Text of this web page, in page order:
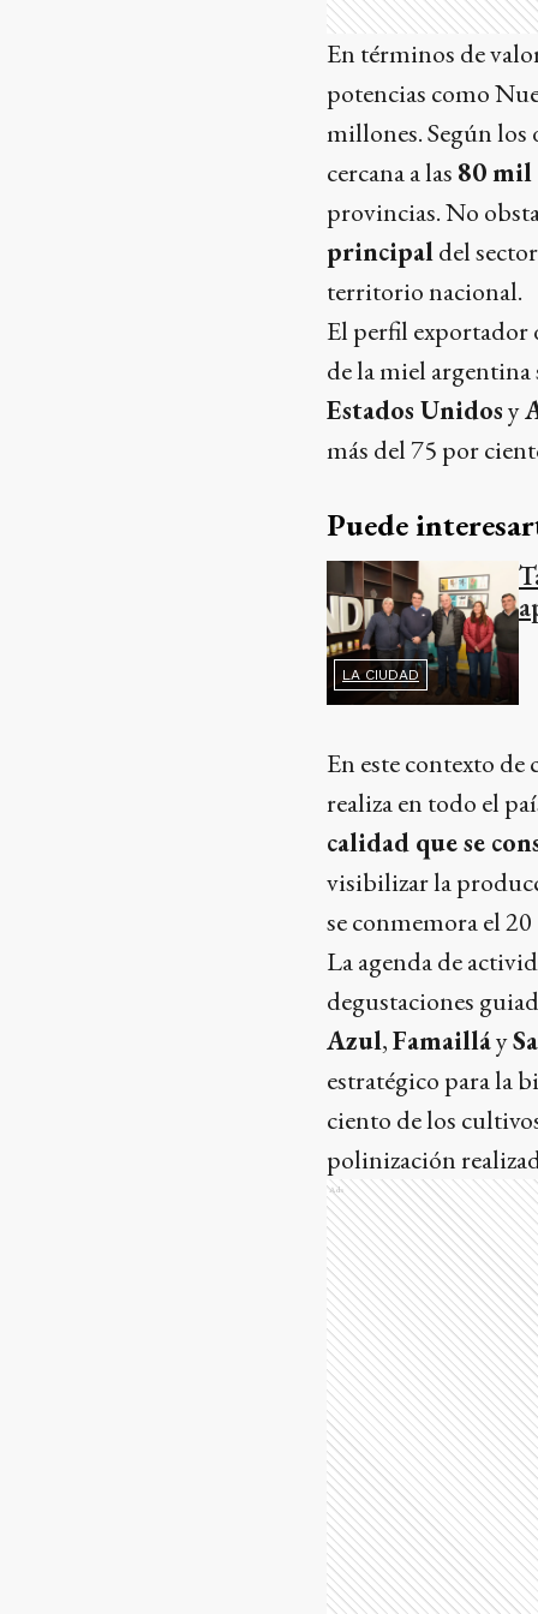
En términos de
potencias como
millones. Según
cercana a las 80 mil
provincias. No
principaldel
territorio nacional.
El perfil exportador
de la miel argentina
Estados Unidosy
más del 75 por
Puede
LA CIUDAD
En este contexto de
realiza en todo el
calidad que se
visibilizar la
se conmemora el 20
La agenda de
degustaciones
Azul,Famailláy
estratégico para la
ciento de los
polinización
Ads